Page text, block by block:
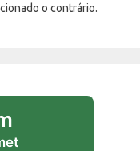
o contrário.